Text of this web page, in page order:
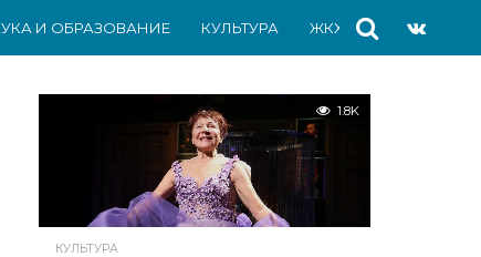
И ОБРАЗОВАНИЕ КУЛЬТУРА ЖКХ СПОРТ
1.8K
КУЛЬТУРА